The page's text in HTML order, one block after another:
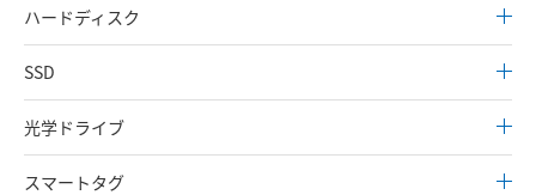
ハードディスク
SSD
光学ドライブ
スマートタグ